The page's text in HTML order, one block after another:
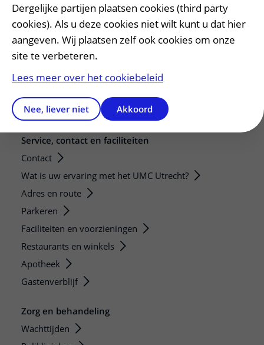
Research technologies
Verwijzers
Mijn patiënt verwijzen
Teleconsult aanvragen
Zorgverlenersportaal
Service, contact en faciliteiten
Contact
Wat is uw ervaring met het UMC Utrecht?
Adres en route
Parkeren
Faciliteiten en voorzieningen
Restaurants en winkels
Apotheek
Gastenverblijf
Zorg en behandeling
Wachttijden
Dergelijke partijen plaatsen cookies (third party
cookies). Als u deze cookies niet wilt kunt u dat hier
aangeven. Wij plaatsen zelf ook cookies om onze
site te verbeteren.
Lees meer over het cookiebeleid
Nee, liever niet Akkoord